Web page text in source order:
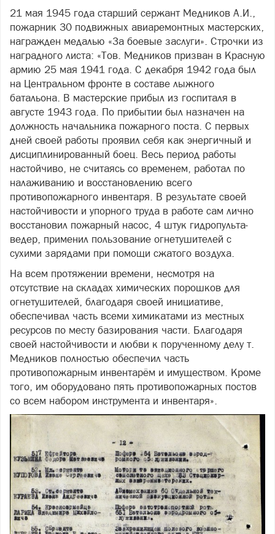
21 мая 1945 года старший сержант Медников А.И.,
пожарник 30 подвижных авиаремонтных мастерских,
награжден медалью «За боевые заслуги». Строчки из
наградного листа: «Тов. Медников призван в Красную
армию 25 мая 1941 года. С декабря 1942 года был
на Центральном фронте в составе лыжного
батальона. В мастерские прибыл из госпиталя в
августе 1943 года. По прибытии был назначен на
должность начальника пожарного поста. С первых
дней своей работы проявил себя как энергичный и
дисциплинированный боец. Весь период работы
настойчиво, не считаясь со временем, работал по
налаживанию и восстановлению всего
противопожарного инвентаря. В результате своей
настойчивости и упорного труда в работе сам лично
восстановил пожарный насос, 4 штук гидропульта-
ведер, применил пользование огнетушителей с
сухими зарядами при помощи сжатого воздуха.
На всем протяжении времени, несмотря на
отсутствие на складах химических порошков для
огнетушителей, благодаря своей инициативе,
обеспечивал часть всеми химикатами из местных
ресурсов по месту базирования части. Благодаря
своей настойчивости и любви к порученному делу т.
Медников полностью обеспечил часть
противопожарным инвентарём и имуществом. Кроме
того, им оборудовано пять противопожарных постов
со всем набором инструмента и инвентаря».